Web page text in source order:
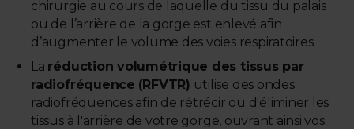
chirurgie au cours de laquelle du tissu du palais
ou de l’arrière de la gorge est enlevé afin
d’augmenter le volume des voies respiratoires.
La réduction volumétrique des tissus par
radiofréquence (RFVTR) utilise des ondes
radiofréquences afin de rétrécir ou d'éliminer les
tissus à l'arrière de votre gorge, ouvrant ainsi vos